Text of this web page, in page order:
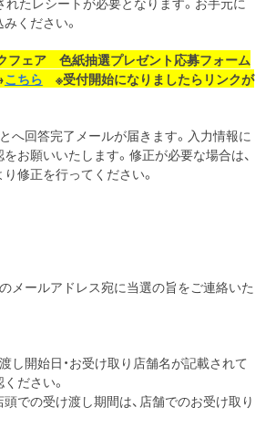
ください。
フェア 色紙抽選プレゼント応募フォーム
こちら ※受付開始になりましたらリンクが
へ回答完了メールが届きます。入力情報に
お願いいたします。修正が必要な場合は、
修正を行ってください。
メールアドレス宛に当選の旨をご連絡いた
し開始日・お受け取り店舗名が記載されて
ださい。
での受け渡し期間は、店舗でのお受け取り